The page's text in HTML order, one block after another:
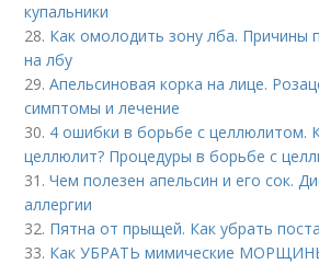
купальники
28. Как омолодить зону лба. Причины
на лбу
29.Апельсиновая корка на лице.
симптомы и лечение
30. 4 ошибки в борьбе с целлюлитом.
целлюлит? Процедуры в борьбе с
31.Чем полезен апельсин и его сок.
аллергии
32. Пятна от прыщей. Как убрать
33. Как УБРАТЬ мимические МОРЩИНЫ